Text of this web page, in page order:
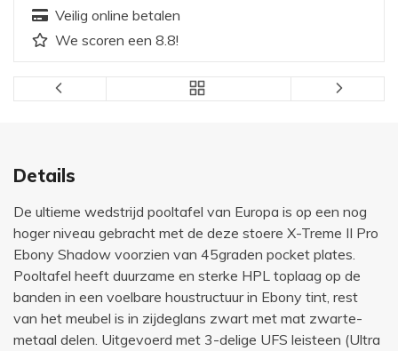
Veilig online betalen
We scoren een 8.8!
Details
De ultieme wedstrijd pooltafel van Europa is op een nog
hoger niveau gebracht met de deze stoere X-Treme II Pro
Ebony Shadow voorzien van 45graden pocket plates.
Pooltafel heeft duurzame en sterke HPL toplaag op de
banden in een voelbare houstructuur in Ebony tint, rest
van het meubel is in zijdeglans zwart met mat zwarte-
metaal delen. Uitgevoerd met 3-delige UFS leisteen (Ultra